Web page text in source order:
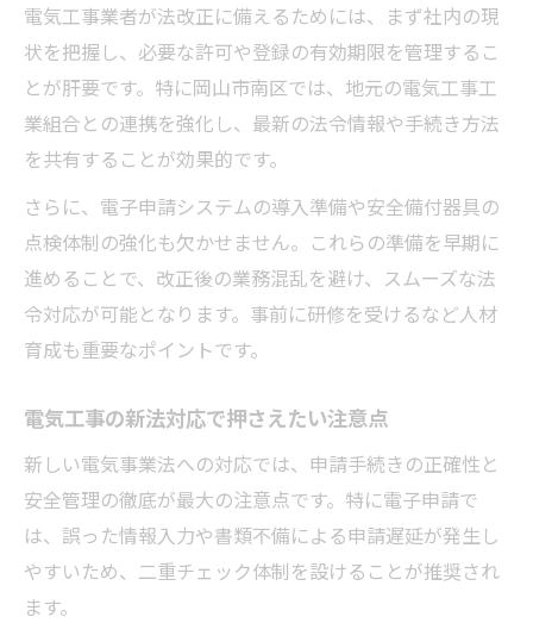
電気工事業者が法改正に備えるためには、まず社内の現
状を把握し、必要な許可や登録の有効期限を管理するこ
とが肝要です。特に岡山市南区では、地元の電気工事工
業組合との連携を強化し、最新の法令情報や手続き方法
を共有することが効果的です。
さらに、電子申請システムの導入準備や安全備付器具の
点検体制の強化も欠かせません。これらの準備を早期に
進めることで、改正後の業務混乱を避け、スムーズな法
令対応が可能となります。事前に研修を受けるなど人材
育成も重要なポイントです。
電気工事の新法対応で押さえたい注意点
新しい電気事業法への対応では、申請手続きの正確性と
安全管理の徹底が最大の注意点です。特に電子申請で
は、誤った情報入力や書類不備による申請遅延が発生し
やすいため、二重チェック体制を設けることが推奨され
ます。